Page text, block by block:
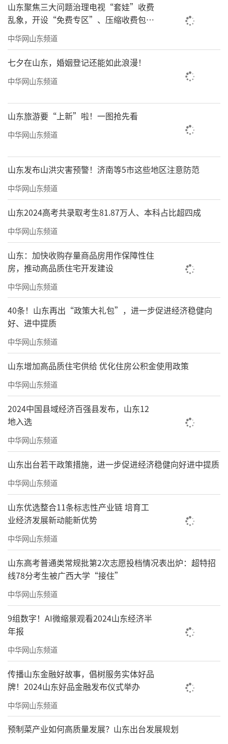
山东聚焦三大问题治理电视“套娃”收费
乱象，开设“免费专区”、压缩收费包比
例70%以上
中华网山东频道
七夕在山东，婚姻登记还能如此浪漫！
中华网山东频道
山东旅游要“上新”啦！一图抢先看
中华网山东频道
山东发布山洪灾害预警！济南等5市这些地区注意防范
中华网山东频道
山东2024高考共录取考生81.87万人、本科占比超四成
中华网山东频道
山东：加快收购存量商品房用作保障性住
房，推动高品质住宅开发建设
中华网山东频道
40条！山东再出“政策大礼包”，进一步促进经济稳健向
好、进中提质
中华网山东频道
山东增加高品质住宅供给 优化住房公积金使用政策
中华网山东频道
2024中国县域经济百强县发布，山东12
地入选
中华网山东频道
山东出台若干政策措施，进一步促进经济稳健向好进中提质
中华网山东频道
山东优选整合11条标志性产业链 培育工
业经济发展新动能新优势
中华网山东频道
山东高考普通类常规批第2次志愿投档情况表出炉：超特招
线78分考生被广西大学“接住”
中华网山东频道
9组数字！AI微缩景观看2024山东经济半
年报
中华网山东频道
传播山东金融好故事，倡树服务实体好品
牌！2024山东好品金融发布仪式举办
中华网山东频道
预制菜产业如何高质量发展？山东出台发展规划